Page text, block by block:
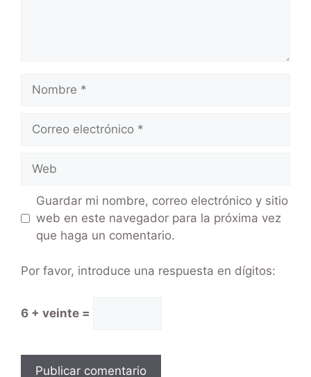
Guardar mi nombre, correo electrónico y sitio
web en este navegador para la próxima vez
que haga un comentario.
Por favor, introduce una respuesta en dígitos:
6 + veinte =